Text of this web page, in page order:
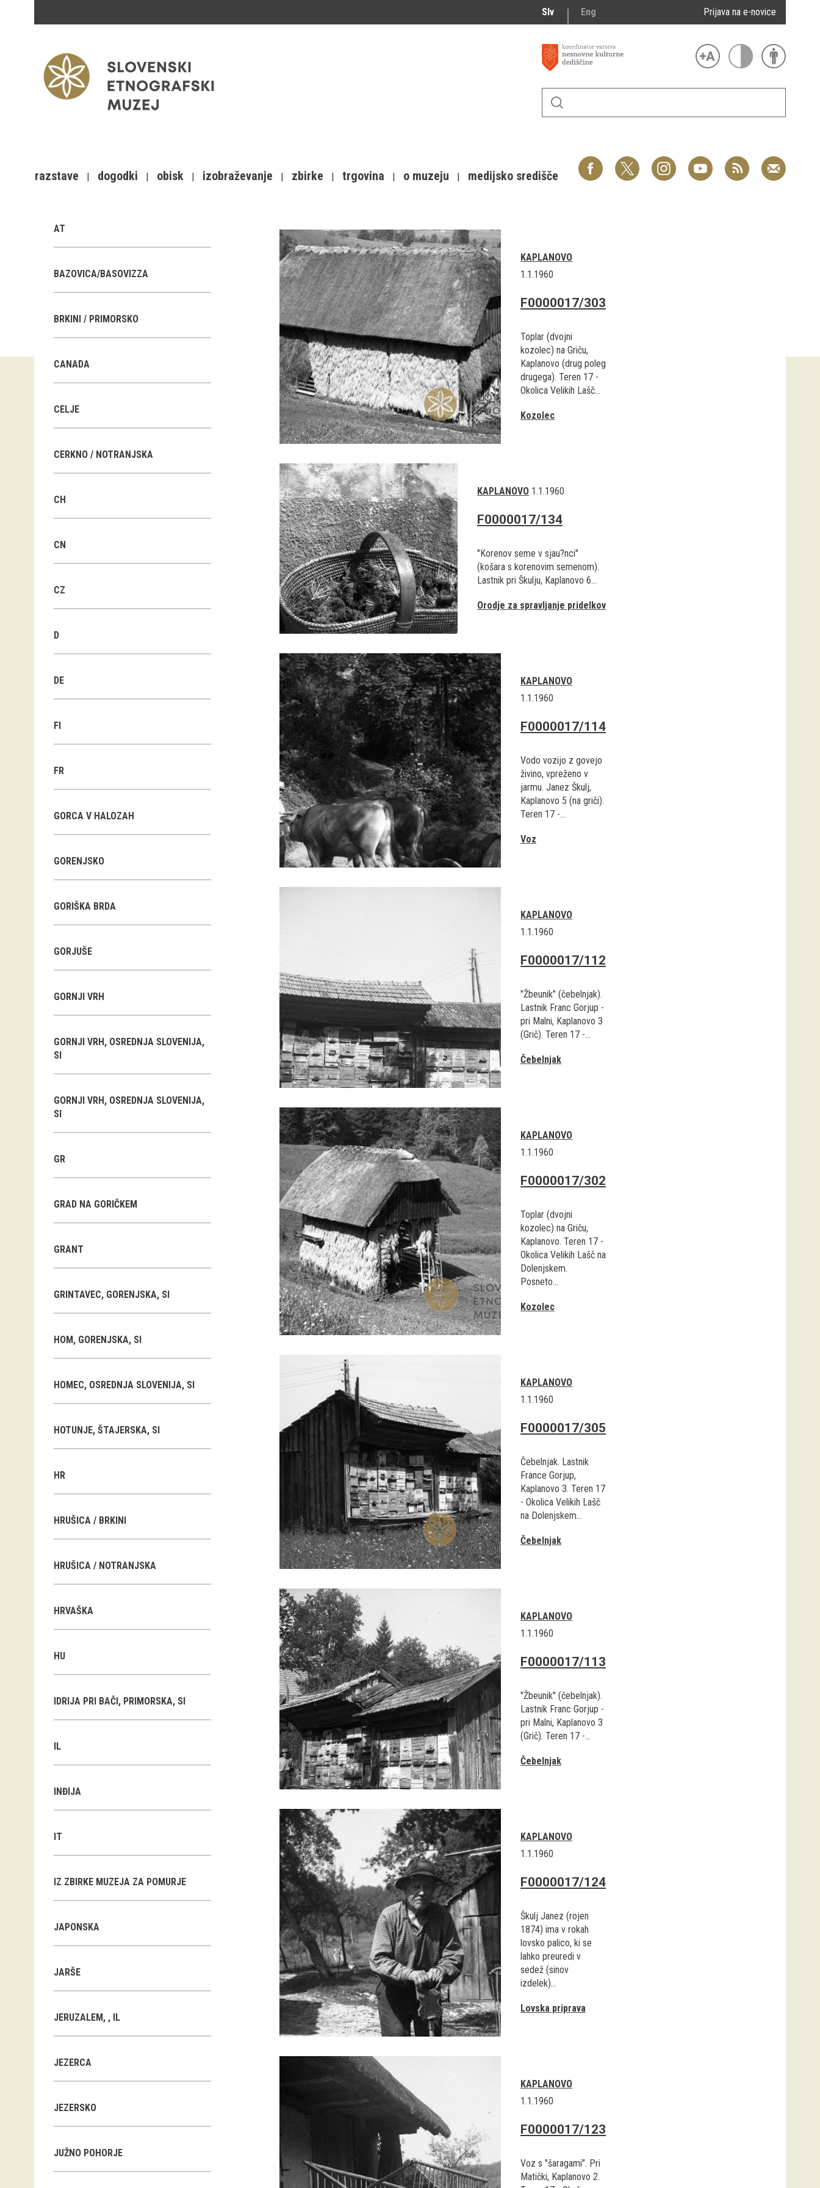
Slv Eng Prijava na e-novice
razstave dogodki obisk izobraževanje zbirke trgovina o muzeju medijsko središče
AT
BAZOVICA/BASOVIZZA
BRKINI / PRIMORSKO
CANADA
CELJE
CERKNO / NOTRANJSKA
CH
CN
CZ
D
DE
FI
FR
GORCA V HALOZAH
GORENJSKO
GORIŠKA BRDA
GORJUŠE
GORNJI VRH
GORNJI VRH, OSREDNJA SLOVENIJA,
SI
GORNJI VRH, OSREDNJA SLOVENIJA,
SI
GR
GRAD NA GORIČKEM
GRANT
GRINTAVEC, GORENJSKA, SI
HOM, GORENJSKA, SI
HOMEC, OSREDNJA SLOVENIJA, SI
HOTUNJE, ŠTAJERSKA, SI
HR
HRUŠICA / BRKINI
HRUŠICA / NOTRANJSKA
HRVAŠKA
HU
IDRIJA PRI BAČI, PRIMORSKA, SI
IL
INĐIJA
IT
IZ ZBIRKE MUZEJA ZA POMURJE
JAPONSKA
JARŠE
JERUZALEM, , IL
JEZERCA
JEZERSKO
JUŽNO POHORJE
KAPLANOVO
1.1.1960
F0000017/303
Toplar (dvojni
kozolec) na Griču,
Kaplanovo (drug poleg
drugega). Teren 17 -
Okolica Velikih Lašč...
Kozolec
KAPLANOVO 1.1.1960
F0000017/134
"Korenov seme v sjau?nci"
(košara s korenovim semenom).
Lastnik pri Škulju, Kaplanovo 6...
Orodje za spravljanje pridelkov
KAPLANOVO
1.1.1960
F0000017/114
Vodo vozijo z govejo
živino, vpreženo v
jarmu. Janez Škulj,
Kaplanovo 5 (na griči).
Teren 17 -...
Voz
KAPLANOVO
1.1.1960
F0000017/112
"Žbeunik" (čebelnjak).
Lastnik Franc Gorjup -
pri Malni, Kaplanovo 3
(Grič). Teren 17 -...
Čebelnjak
KAPLANOVO
1.1.1960
F0000017/302
Toplar (dvojni
kozolec) na Griču,
Kaplanovo. Teren 17 -
Okolica Velikih Lašč na
Dolenjskem.
Posneto...
Kozolec
KAPLANOVO
1.1.1960
F0000017/305
Čebelnjak. Lastnik
France Gorjup,
Kaplanovo 3. Teren 17
- Okolica Velikih Lašč
na Dolenjskem...
Čebelnjak
KAPLANOVO
1.1.1960
F0000017/113
"Žbeunik" (čebelnjak).
Lastnik Franc Gorjup -
pri Malni, Kaplanovo 3
(Grič). Teren 17 -...
Čebelnjak
KAPLANOVO
1.1.1960
F0000017/124
Škulj Janez (rojen
1874) ima v rokah
lovsko palico, ki se
lahko preuredi v
sedež (sinov
izdelek)...
Lovska priprava
KAPLANOVO
1.1.1960
F0000017/123
Voz s "šaragami". Pri
Matički, Kaplanovo 2.